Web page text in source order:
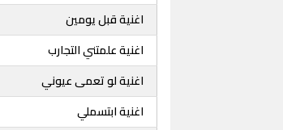
اغنية قبل يومين
اغنية علمتني التجارب
اغنية لو تعمى عيوني
اغنية ابتسملي